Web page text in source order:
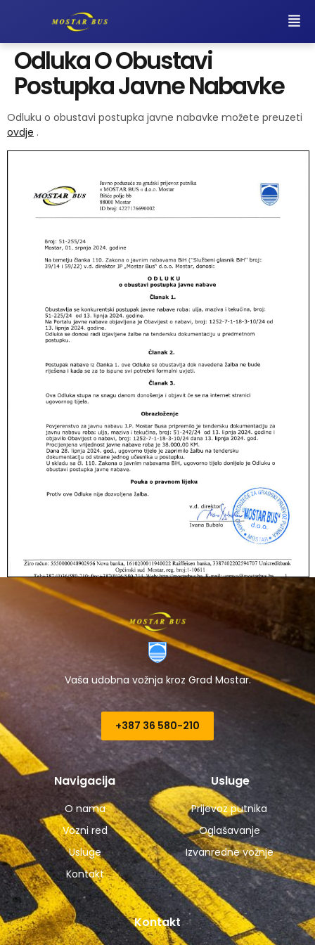
Odluka O Obustavi
Postupka Javne Nabavke
Odluku o obustavi postupka javne nabavke možete preuzeti
ovdje .
Vaša udobna vožnja kroz Grad Mostar.
+387 36 580-210​
Navigacija
O nama
Vozni red
Usluge
Kontakt
Usluge
Prijevoz putnika
Oglašavanje
Izvanredne vožnje
Kontakt